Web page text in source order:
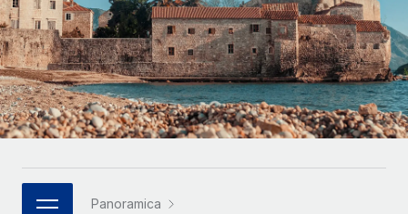
Cultivating a Thriving Remote-First Culture in
Partnership with Remote
At a glance Discover the evolution of TheyDo, a pioneering
journey management platform that has...
Maggiori informazioni
Reverse Tech's strategic partnership with
Remote for contractor management and
Italiano
Português (Portugal)
日本語
Panoramica